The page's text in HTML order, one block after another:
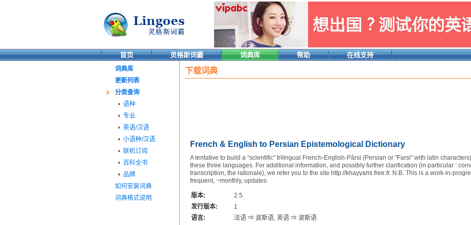
首页 灵格斯词霸 词典库 帮助 在线支持
词典库
更新列表
分类查询
• 语种
• 专业
• 英语/汉语
• 小语种/汉语
• 联机订阅
• 百科全书
• 品牌
如何安装词典
词典格式说明
下载词典
French & English to Persian Epistemological Dictionary
A tentative to build a "scientific" trilingual French-English-Pârsi (Persian or "Farsi" with latin
these three languages. For additional information, and possibly further clarification (in particular :
transcription, the rationale), we refer you to the site http://khayyami.free.fr. N.B. This is a work-in-
frequent, ~monthly, updates.
版本:
2.5
发行版本:
1
语言:
法语 ⇒ 波斯语, 英语 ⇒ 波斯语